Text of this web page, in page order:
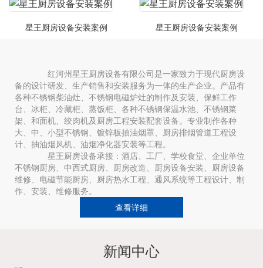
星王厨房设备安装案例 星王厨房设备安装案例
红河州星王厨房设备有限公司是一家致力于现代厨房设
备的设计研发、生产销售和安装服务为一体的生产企业。产品有
各种不锈钢柴油灶、不锈钢电磁炉灶的制作及安装、保鲜工作
台、冰柜、冷藏柜、蒸饭柜、各种不锈钢保温水池、不锈钢菜
架、和面机、绞肉机及厨房工程安装配套设备。专业制作各种
大、中、小型不锈钢、镀锌板抽油烟罩、厨房排烟管道工程设
计、抽油烟风机、油烟净化器安装等工程。
星王厨房设备承接：酒店、工厂、学校食堂、企业单位
不锈钢厨房、中西式厨房、厨房改造、厨房设备安装、厨房设备
维修、电磁节能厨房、厨房热水工程、通风系统等工程设计、制
作、安装、维修服务。
查看详细
新闻中心